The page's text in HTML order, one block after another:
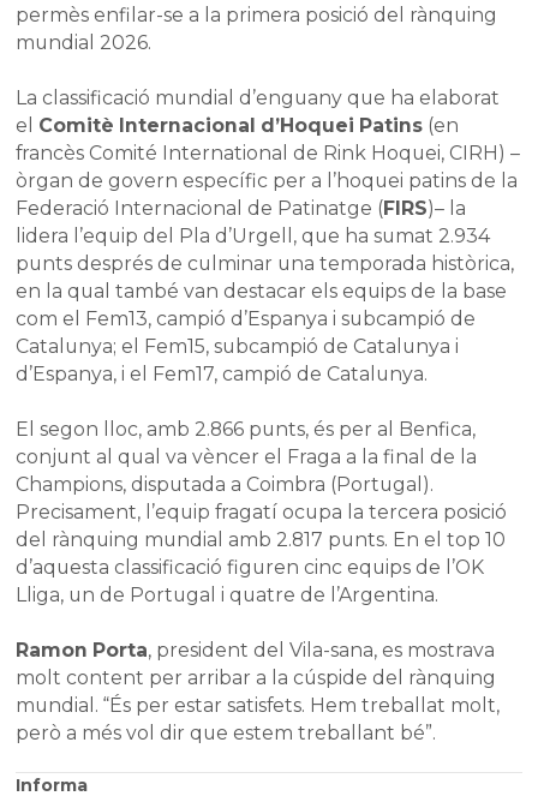
permès enfilar-se a la primera posició del rànquing
mundial 2026.
La classificació mundial d’enguany que ha elaborat
el Comitè Internacional d’Hoquei Patins (en
francès Comité International de Rink Hoquei, CIRH) –
òrgan de govern específic per a l’hoquei patins de la
Federació Internacional de Patinatge (FIRS)– la
lidera l’equip del Pla d’Urgell, que ha sumat 2.934
punts després de culminar una temporada històrica,
en la qual també van destacar els equips de la base
com el Fem13, campió d’Espanya i subcampió de
Catalunya; el Fem15, subcampió de Catalunya i
d’Espanya, i el Fem17, campió de Catalunya.
El segon lloc, amb 2.866 punts, és per al Benfica,
conjunt al qual va vèncer el Fraga a la final de la
Champions, disputada a Coimbra (Portugal).
Precisament, l’equip fragatí ocupa la tercera posició
del rànquing mundial amb 2.817 punts. En el top 10
d’aquesta classificació figuren cinc equips de l’OK
Lliga, un de Portugal i quatre de l’Argentina.
Ramon Porta, president del Vila-sana, es mostrava
molt content per arribar a la cúspide del rànquing
mundial. “És per estar satisfets. Hem treballat molt,
però a més vol dir que estem treballant bé”.
Informa